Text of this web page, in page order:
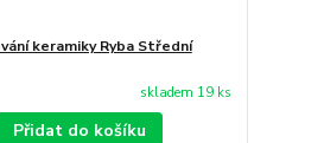
keramiky Ryba Střední
skladem 19 ks
Přidat do košíku